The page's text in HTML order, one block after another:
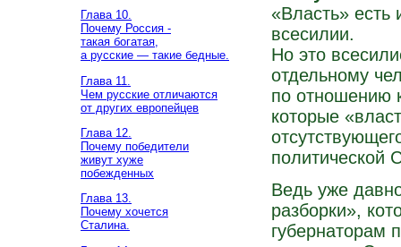
Глава 10.
Почему Россия -
такая богатая,
а русские — такие бедные.
Глава 11.
Чем русские отличаются
от других европейцев
Глава 12.
Почему победители
живут хуже
побежденных
Глава 13.
Почему хочется
Сталина.
«Власть»
всесилии.
Но это
отдельному
по отношению
которые
политической
Ведь уже
разборки»,
губернаторам